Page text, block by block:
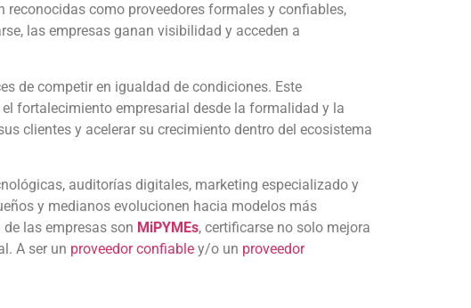
reconocidas como proveedores formales y confiables,
las empresas ganan visibilidad y acceden a
de competir en igualdad de condiciones. Este
el fortalecimiento empresarial desde la formalidad y la
clientes y acelerar su crecimiento dentro del ecosistema
auditorías digitales, marketing especializado y
y medianos evolucionen hacia modelos más
las empresas son MiPYMEs, certificarse no solo mejora
A ser un proveedor confiable y/o un proveedor